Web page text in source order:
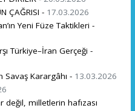
ÇAĞRISI - 17.03.2026
Yeni Füze Taktikleri -
Türkiye–İran Gerçeği -
Savaş Karargâhı - 13.03.2026
milletlerin hafızası